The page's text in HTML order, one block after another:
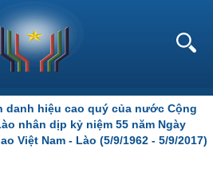
danh hiệu cao quý của nước Cộng
nhân dịp kỷ niệm 55 năm Ngày
Việt Nam - Lào (5/9/1962 - 5/9/2017)